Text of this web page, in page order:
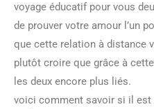
voyage éducatif pour vous
de prouver votre amour l’un
que cette relation à distance
plutôt croire que grâce à
les deux encore plus liés.
voici comment savoir si il est